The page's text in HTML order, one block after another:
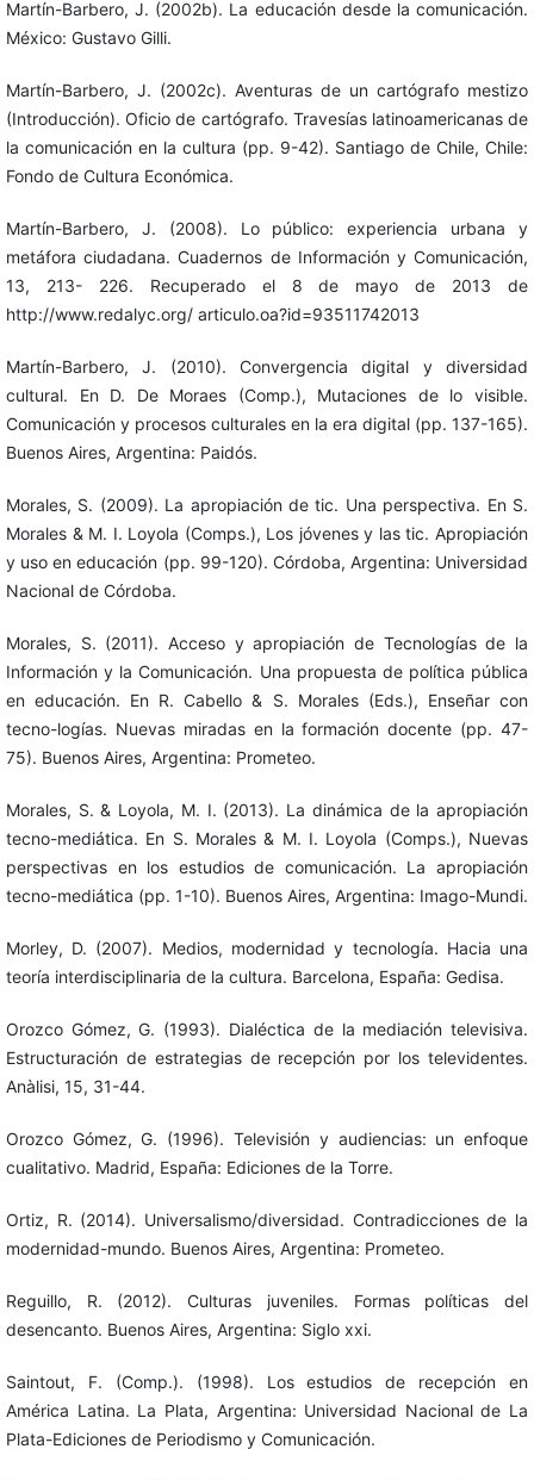
Martín-Barbero, J. (2002b). La educación desde la comunicación.
México: Gustavo Gilli.
Martín-Barbero, J. (2002c). Aventuras de un cartógrafo mestizo
(Introducción). Oficio de cartógrafo. Travesías latinoamericanas de
la comunicación en la cultura (pp. 9-42). Santiago de Chile, Chile:
Fondo de Cultura Económica.
Martín-Barbero, J. (2008). Lo público: experiencia urbana y
metáfora ciudadana. Cuadernos de Información y Comunicación,
13, 213- 226. Recuperado el 8 de mayo de 2013 de
http://www.redalyc.org/ articulo.oa?id=93511742013
Martín-Barbero, J. (2010). Convergencia digital y diversidad
cultural. En D. De Moraes (Comp.), Mutaciones de lo visible.
Comunicación y procesos culturales en la era digital (pp. 137-165).
Buenos Aires, Argentina: Paidós.
Morales, S. (2009). La apropiación de tic. Una perspectiva. En S.
Morales & M. I. Loyola (Comps.), Los jóvenes y las tic. Apropiación
y uso en educación (pp. 99-120). Córdoba, Argentina: Universidad
Nacional de Córdoba.
Morales, S. (2011). Acceso y apropiación de Tecnologías de la
Información y la Comunicación. Una propuesta de política pública
en educación. En R. Cabello & S. Morales (Eds.), Enseñar con
tecno-logías. Nuevas miradas en la formación docente (pp. 47-
75). Buenos Aires, Argentina: Prometeo.
Morales, S. & Loyola, M. I. (2013). La dinámica de la apropiación
tecno-mediática. En S. Morales & M. I. Loyola (Comps.), Nuevas
perspectivas en los estudios de comunicación. La apropiación
tecno-mediática (pp. 1-10). Buenos Aires, Argentina: Imago-Mundi.
Morley, D. (2007). Medios, modernidad y tecnología. Hacia una
teoría interdisciplinaria de la cultura. Barcelona, España: Gedisa.
Orozco Gómez, G. (1993). Dialéctica de la mediación televisiva.
Estructuración de estrategias de recepción por los televidentes.
Anàlisi, 15, 31-44.
Orozco Gómez, G. (1996). Televisión y audiencias: un enfoque
cualitativo. Madrid, España: Ediciones de la Torre.
Ortiz, R. (2014). Universalismo/diversidad. Contradicciones de la
modernidad-mundo. Buenos Aires, Argentina: Prometeo.
Reguillo, R. (2012). Culturas juveniles. Formas políticas del
desencanto. Buenos Aires, Argentina: Siglo xxi.
Saintout, F. (Comp.). (1998). Los estudios de recepción en
América Latina. La Plata, Argentina: Universidad Nacional de La
Plata-Ediciones de Periodismo y Comunicación.